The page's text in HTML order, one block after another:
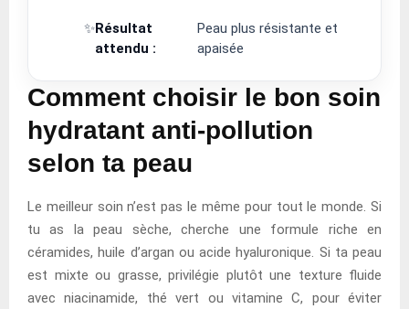
✨Résultat
attendu :
Peau plus résistante et
apaisée
Comment choisir le bon soin
hydratant anti-pollution
selon ta peau
Le meilleur soin n’est pas le même pour tout le monde. Si
tu as la peau sèche, cherche une formule riche en
céramides, huile d’argan ou acide hyaluronique. Si ta peau
est mixte ou grasse, privilégie plutôt une texture fluide
avec niacinamide, thé vert ou vitamine C, pour éviter